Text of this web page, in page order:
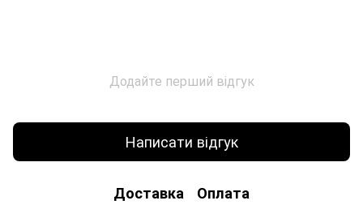
Додайте перший відгук
Написати відгук
Доставка Оплата